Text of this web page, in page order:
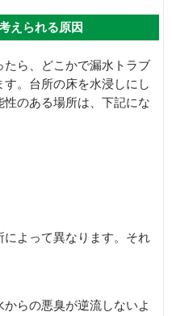
えられる原因
ら、どこかで漏水トラブ
。台所の床を水浸しにし
のある場所は、下記にな
よって異なります。それ
らの悪臭が逆流しないよ